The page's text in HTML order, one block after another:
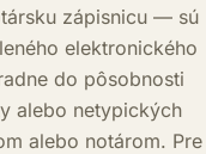
zápisnicu — sú
elektronického
do pôsobnosti
alebo netypických
alebo notárom. Pre